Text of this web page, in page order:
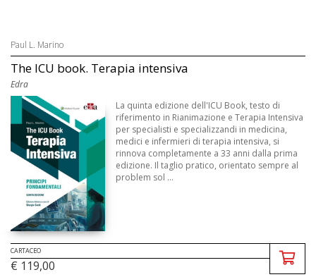
Paul L. Marino
The ICU book. Terapia intensiva
Edra
La quinta edizione dell'ICU Book, testo di
riferimento in Rianimazione e Terapia Intensiva
per specialisti e specializzandi in medicina,
medici e infermieri di terapia intensiva, si
rinnova completamente a 33 anni dalla prima
edizione. Il taglio pratico, orientato sempre al
problem sol ...
CARTACEO
€ 119,00